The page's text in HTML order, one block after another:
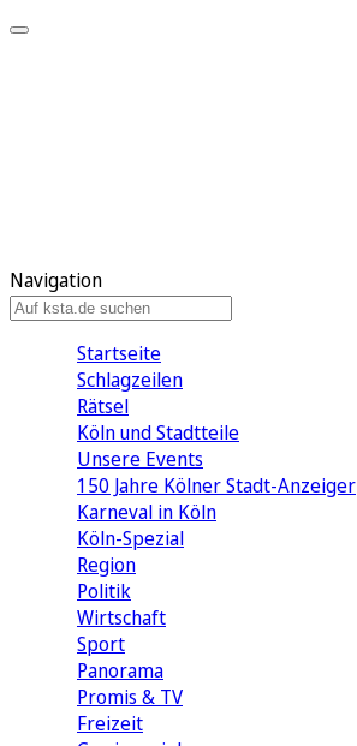
Navigation
Startseite
Schlagzeilen
Rätsel
Köln und Stadtteile
Unsere Events
150 Jahre Kölner Stadt-Anzeiger
Karneval in Köln
Köln-Spezial
Region
Politik
Wirtschaft
Sport
Panorama
Promis & TV
Freizeit